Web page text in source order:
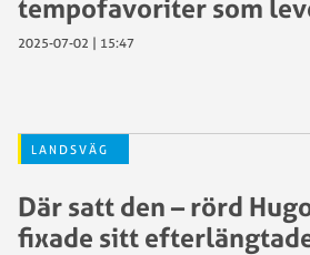
tempofavoriter som
2025-07-02 | 15:47
LANDSVÄG
Där satt den – rörd
fixade sitt